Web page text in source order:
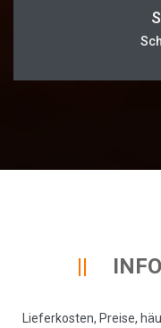
Lieferkosten, Preise,